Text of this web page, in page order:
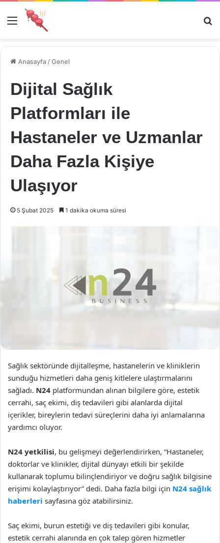
Menü
Anasayfa /Genel
Dijital Sağlık
Platformları ile
Hastaneler ve Uzmanlar
Daha Fazla Kişiye
Ulaşıyor
5 Şubat 2025 1 dakika okuma süresi
Sağlık sektöründe dijitalleşme, hastanelerin ve kliniklerin
sunduğu hizmetleri daha geniş kitlelere ulaştırmalarını
sağladı. N24 platformundan alınan bilgilere göre, estetik
cerrahi, saç ekimi, diş tedavileri gibi alanlarda dijital
içerikler, bireylerin tedavi süreçlerini daha iyi anlamalarına
yardımcı oluyor.
N24 yetkilisi, bu gelişmeyi değerlendirirken, “Hastaneler,
doktorlar ve klinikler, dijital dünyayı etkili bir şekilde
kullanarak toplumu bilinçlendiriyor ve doğru sağlık bilgisine
erişimi kolaylaştırıyor” dedi. Daha fazla bilgi için N24 sağlık
haberleri sayfasına göz atabilirsiniz.
Saç ekimi, burun estetiği ve diş tedavileri gibi konular,
estetik cerrahi alanında en çok talep gören hizmetler